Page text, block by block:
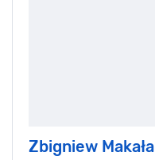
Zbigniew Makała